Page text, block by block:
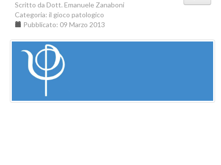
Scritto da Dott. Emanuele Zanaboni
Categoria: il gioco patologico
Pubblicato: 09 Marzo 2013